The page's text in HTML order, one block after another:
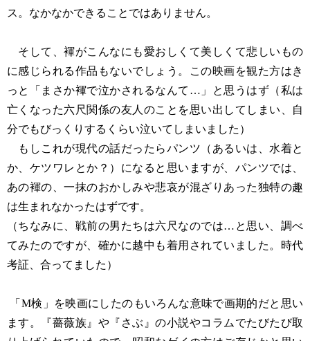
ス。なかなかできることではありません。
そして、褌がこんなにも愛おしくて美しくて悲しいもの
に感じられる作品もないでしょう。この映画を観た方はき
っと「まさか褌で泣かされるなんて…」と思うはず（私は
亡くなった六尺関係の友人のことを思い出してしまい、自
分でもびっくりするくらい泣いてしまいました）
もしこれが現代の話だったらパンツ（あるいは、水着と
か、ケツワレとか？）になると思いますが、パンツでは、
あの褌の、一抹のおかしみや悲哀が混ざりあった独特の趣
は生まれなかったはずです。
（ちなみに、戦前の男たちは六尺なのでは…と思い、調べ
てみたのですが、確かに越中も着用されていました。時代
考証、合ってました）
「M検」を映画にしたのもいろんな意味で画期的だと思い
ます。『薔薇族』や『さぶ』の小説やコラムでたびたび取